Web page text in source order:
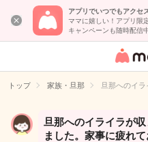
アプリでいつでもアクセ
ママに嬉しい！アプリ限
キャンペーンも随時配信
女性専
イト
トップ 家族・旦那 旦那へのイ
旦那へのイライラが
ました。家事に疲れ